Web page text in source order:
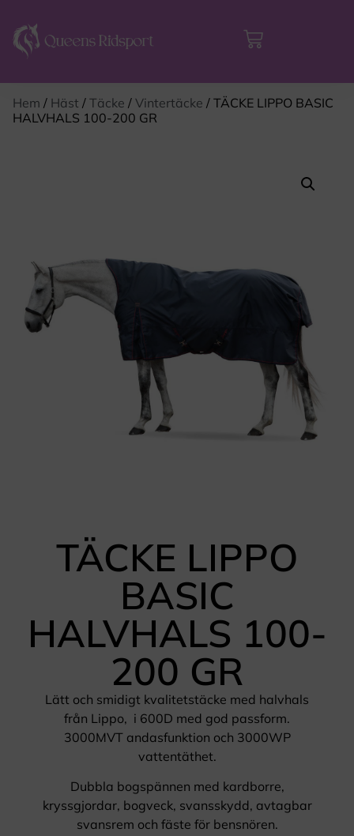
Hem / Häst / Täcke / Vintertäcke / TÄCKE LIPPO BASIC
HALVHALS 100-200 GR
TÄCKE LIPPO
BASIC
HALVHALS 100-
200 GR
Lätt och smidigt kvalitetstäcke med halvhals
från Lippo, i 600D med god passform.
3000MVT andasfunktion och 3000WP
vattentäthet.
Dubbla bogspännen med kardborre,
kryssgjordar, bogveck, svansskydd, avtagbar
svansrem och fäste för bensnören.